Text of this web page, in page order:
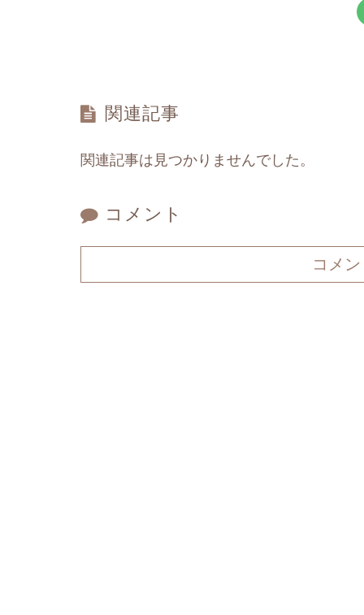
関連記事
関連記事は見つかりませんでした。
コメント
コメ